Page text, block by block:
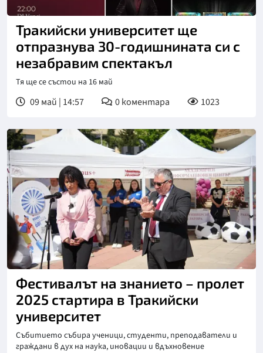
Тракийски университет ще
отпразнува 30-годишнината си с
незабравим спектакъл
Тя ще се състои на 16 май
09 май | 14:57 0коментара 1023
Фестивалът на знанието – пролет
2025 стартира в Тракийски
университет
Събитието събира ученици, студенти, преподаватели и
граждани в дух на наука, иновации и вдъхновение